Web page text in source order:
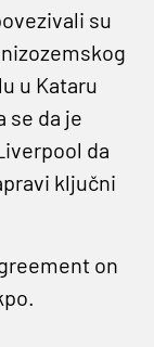
su
u Kataru
se da je
da
ključni
on